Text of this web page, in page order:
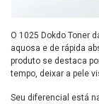
O 1025 Dokdo Toner
aquosa e de rápida
produto se destaca
tempo, deixar a pele
Seu diferencial está